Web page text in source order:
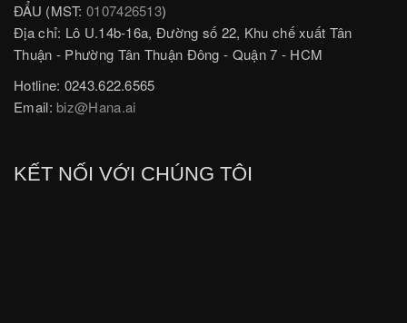
ĐẨU (MST:0107426513)
Địa chỉ: Lô U.14b-16a, Đường số 22, Khu chế xuất Tân
Thuận - Phường Tân Thuận Đông - Quận 7 - HCM
Hotline: 0243.622.6565
Email:biz@Hana.ai
KẾT NỐI VỚI CHÚNG TÔI